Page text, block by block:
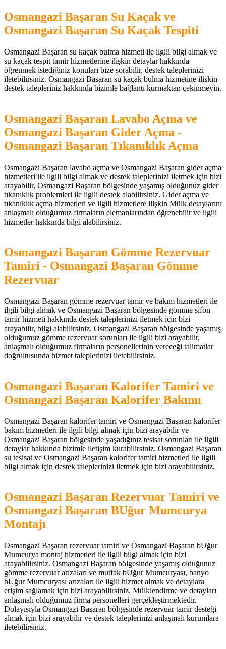
Osmangazi Başaran Su Kaçak ve
Osmangazi Başaran Su Kaçak Tespiti
Osmangazi Başaran su kaçak bulma hizmeti ile ilgili bilgi almak ve
su kaçak tespit tamir hizmetlerine ilişkin detaylar hakkında
öğrenmek istediğiniz konuları bize sorabilir, destek taleplerinizi
iletebilirsiniz. Osmangazi Başaran su kaçak bulma hizmetine ilişkin
destek talepleriniz hakkında bizimle bağlantı kurmaktan çekinmeyin.
Osmangazi Başaran Lavabo Açma ve
Osmangazi Başaran Gider Açma -
Osmangazi Başaran Tıkanıklık Açma
Osmangazi Başaran lavabo açma ve Osmangazi Başaran gider açma
hizmetleri ile ilgili bilgi almak ve destek taleplerinizi iletmek için bizi
arayabilir, Osmangazi Başaran bölgesinde yaşamış olduğunuz gider
tıkanıklık problemleri ile ilgili destek alabilirsiniz. Gider açma ve
tıkanıklık açma hizmetleri ve ilgili hizmetlere ilişkin Mülk detaylarını
anlaşmalı olduğumuz firmaların elemanlarından öğrenebilir ve ilgili
hizmetler hakkında bilgi alabilirsiniz.
Osmangazi Başaran Gömme Rezervuar
Tamiri - Osmangazi Başaran Gömme
Rezervuar
Osmangazi Başaran gömme rezervuar tamir ve bakım hizmetleri ile
ilgili bilgi almak ve Osmangazi Başaran bölgesinde gömme sifon
tamir hizmeti hakkında destek taleplerinizi iletmek için bizi
arayabilir, bilgi alabilirsiniz. Osmangazi Başaran bölgesinde yaşamış
olduğumuz gömme rezervuar sorunları ile ilgili bizi arayabilir,
anlaşmalı olduğumuz firmaların personellerinin vereceği talimatlar
doğrultusunda hizmet taleplerinizi iletebilirsiniz.
Osmangazi Başaran Kalorifer Tamiri ve
Osmangazi Başaran Kalorifer Bakımı
Osmangazi Başaran kalorifer tamiri ve Osmangazi Başaran kalorifer
bakım hizmetleri ile ilgili bilgi almak için bizi arayabilir ve
Osmangazi Başaran bölgesinde yaşadığınız tesisat sorunları ile ilgili
detaylar hakkında bizimle iletişim kurabilirsiniz. Osmangazi Başaran
su tesisat ve Osmangazi Başaran kalorifer tamiri hizmetleri ile ilgili
bilgi almak için destek taleplerinizi iletmek için bizi arayabilirsiniz.
Osmangazi Başaran Rezervuar Tamiri ve
Osmangazi Başaran BUğur Mumcurya
Montajı
Osmangazi Başaran rezervuar tamiri ve Osmangazi Başaran bUğur
Mumcurya montaj hizmetleri ile ilgili bilgi almak için bizi
arayabilirsiniz. Osmangazi Başaran bölgesinde yaşamış olduğunuz
gömme rezervuar arızaları ve mutfak bUğur Mumcuryası, banyo
bUğur Mumcuryası arızaları ile ilgili hizmet almak ve detaylara
erişim sağlamak için bizi arayabilirsiniz. Mülklendirme ve detayları
anlaşmalı olduğumuz firma personelleri gerçekleştirmektedir.
Dolayısıyla Osmangazi Başaran bölgesinde rezervuar tamir desteği
almak için bizi arayabilir ve destek taleplerinizi anlaşmalı kurumlara
iletebilirsiniz.